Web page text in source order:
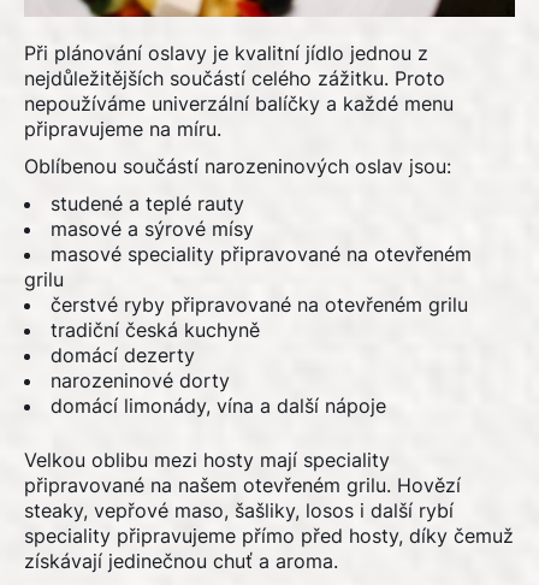
Při plánování oslavy je kvalitní jídlo jednou z
nejdůležitějších součástí celého zážitku. Proto
nepoužíváme univerzální balíčky a každé menu
připravujeme na míru.
Oblíbenou součástí narozeninových oslav jsou:
studené a teplé rauty
masové a sýrové mísy
masové speciality připravované na otevřeném
grilu
čerstvé ryby připravované na otevřeném grilu
tradiční česká kuchyně
domácí dezerty
narozeninové dorty
domácí limonády, vína a další nápoje
Velkou oblibu mezi hosty mají speciality
připravované na našem otevřeném grilu. Hovězí
steaky, vepřové maso, šašliky, losos i další rybí
speciality připravujeme přímo před hosty, díky čemuž
získávají jedinečnou chuť a aroma.